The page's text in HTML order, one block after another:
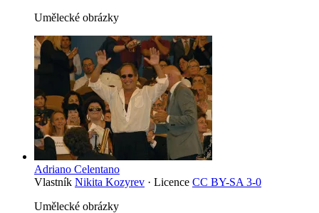
Umělecké obrázky
Adriano Celentano
Vlastník Nikita Kozyrev · Licence CC BY-SA 3-0
Umělecké obrázky